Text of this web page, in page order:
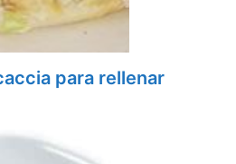
para rellenar